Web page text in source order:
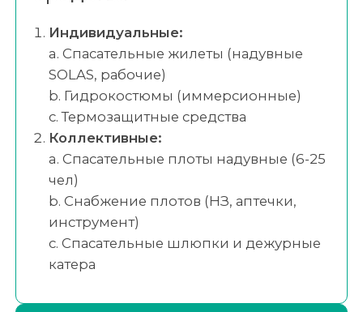
Индивидуальные:
a. Спасательные жилеты (надувные
SOLAS, рабочие)
b. Гидрокостюмы (иммерсионные)
c. Термозащитные средства
Коллективные:
a. Спасательные плоты надувные (6-25
чел)
b. Снабжение плотов (НЗ, аптечки,
инструмент)
c. Спасательные шлюпки и дежурные
катера